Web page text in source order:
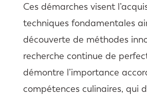
Ces démarches visent
techniques fondamentales
découverte de méthodes
recherche continue de
démontre l’importance
compétences culinaires, qui